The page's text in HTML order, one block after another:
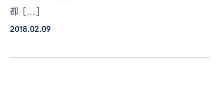
都 […]
2018.02.09